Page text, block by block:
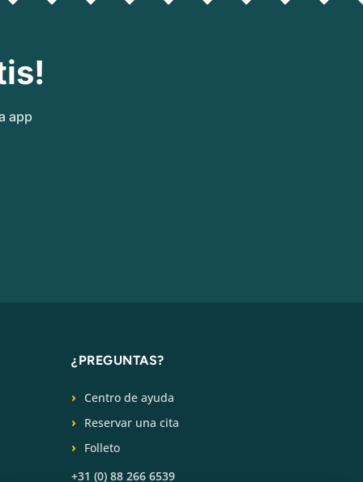
app
¿PREGUNTAS?
Centro de ayuda
Reservar una cita
Folleto
+31 (0) 88 266 6539